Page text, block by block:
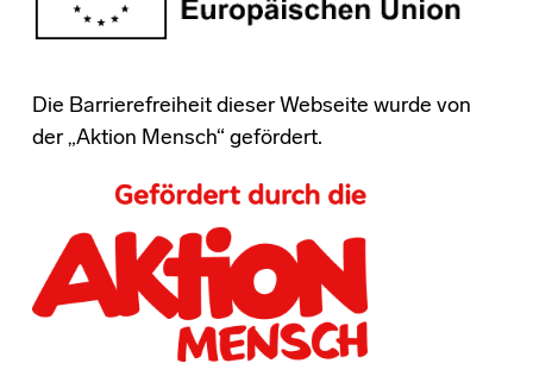
Die Barrierefreiheit dieser Webseite wurde von
der „Aktion Mensch“ gefördert.